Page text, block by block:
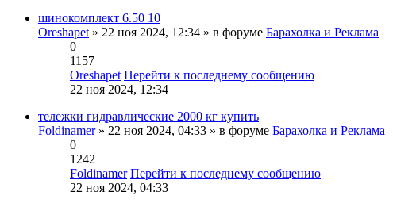
шинокомплект 6.50 10
Oreshapet» 22 ноя 2024, 12:34 » в форуме Барахолка и Реклама
0
1157
Oreshapet Перейти к последнему сообщению
22 ноя 2024, 12:34
тележки гидравлические 2000 кг купить
Foldinamer» 22 ноя 2024, 04:33 » в форуме Барахолка и Реклама
0
1242
Foldinamer Перейти к последнему сообщению
22 ноя 2024, 04:33